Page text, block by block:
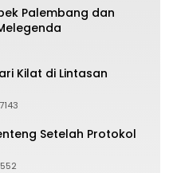
Palembang dan
Kilat di Lintasan
7143
Setelah Protokol